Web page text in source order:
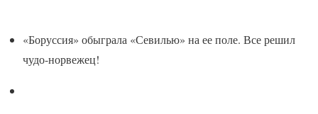
«Боруссия» обыграла «Севилью» на ее поле. Все решил
чудо-норвежец!